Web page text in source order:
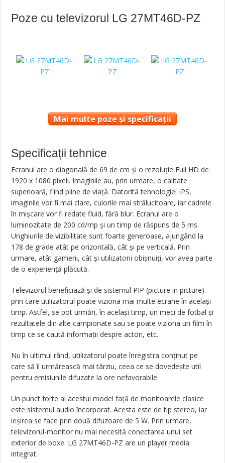
Poze cu televizorul LG 27MT46D-PZ
Mai multe poze și specificații
Specificații tehnice
Ecranul are o diagonală de 69 de cm și o rezoluție Full HD de
1920 x 1080 pixeli. Imaginile au, prin urmare, o calitate
superioară, fiind pline de viață. Datorită tehnologiei IPS,
imaginile vor fi mai clare, culorile mai strălucitoare, iar cadrele
în mișcare vor fi redate fluid, fără blur. Ecranul are o
luminozitate de 200 cd/mp și un timp de răspuns de 5 ms.
Unghiurile de vizibilitate sunt foarte generoase, ajungând la
178 de grade atât pe orizontală, cât și pe verticală. Prin
urmare, atât gamerii, cât și utilizatorii obișnuiți, vor avea parte
de o experiență plăcută.
Televizorul beneficiază și de sistemul PIP (picture in picture)
prin care utilizatorul poate viziona mai multe ecrane în același
timp. Astfel, se pot urmări, în același timp, un meci de fotbal și
rezultatele din alte campionate sau se poate viziona un film în
timp ce se caută informații despre actori, etc.
Nu în ultimul rând, utilizatorul poate înregistra conținut pe
care să îl urmărească mai târziu, ceea ce se dovedește util
pentru emisiunile difuzate la ore nefavorabile.
Un punct forte al acestui model față de monitoarele clasice
este sistemul audio încorporat. Acesta este de tip stereo, iar
ieșirea se face prin două difuzoare de 5 W. Prin urmare,
televizorul-monitor nu mai necesită conectarea unui set
exterior de boxe. LG 27MT46D-PZ are un player media
integrat.